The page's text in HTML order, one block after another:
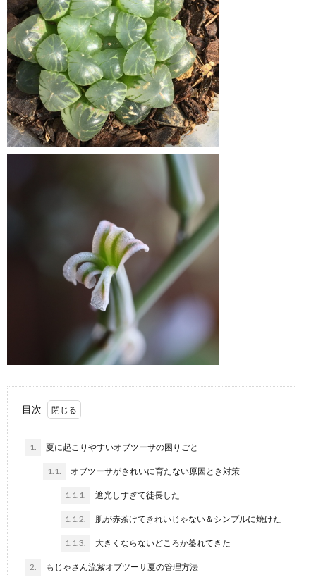
目次
1. 夏に起こりやすいオブツーサの困りごと
1.1. オブツーサがきれいに育たない原因とき対策
1.1.1. 遮光しすぎて徒長した
1.1.2. 肌が赤茶けてきれいじゃない＆シンプルに焼けた
1.1.3. 大きくならないどころか萎れてきた
2. もじゃさん流紫オブツーサ夏の管理方法